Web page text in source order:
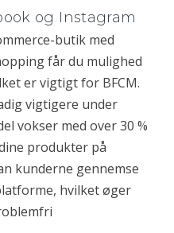
og Instagram
butik med
får du mulighed
er vigtigt for BFCM.
vigtigere under
vokser med over 30 %
produkter på
kunderne gennemse
hvilket øger